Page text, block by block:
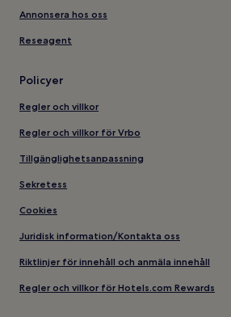
Annonsera hos oss
Reseagent
Policyer
Regler och villkor
Regler och villkor för Vrbo
Tillgänglighetsanpassning
Sekretess
Cookies
Juridisk information/Kontakta oss
Riktlinjer för innehåll och anmäla innehåll
Regler och villkor för Hotels.com Rewards